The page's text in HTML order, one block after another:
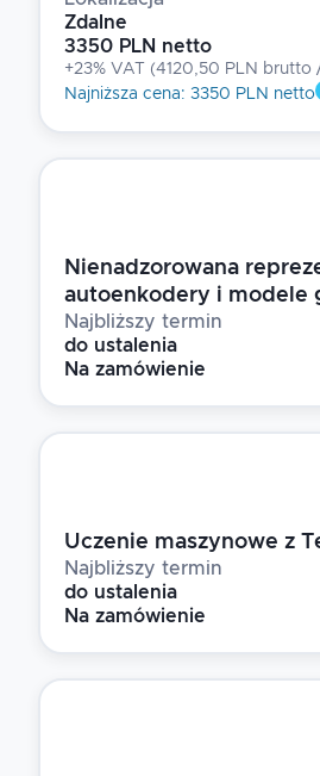
Zdalne
3350 PLN netto
+23% VAT (4120,50 PLN brutto
Najniższa cena: 3350 PLN netto
Nienadzorowana
autoenkodery i modele
Najbliższy termin
do ustalenia
Na zamówienie
Uczenie maszynowe z
Najbliższy termin
do ustalenia
Na zamówienie